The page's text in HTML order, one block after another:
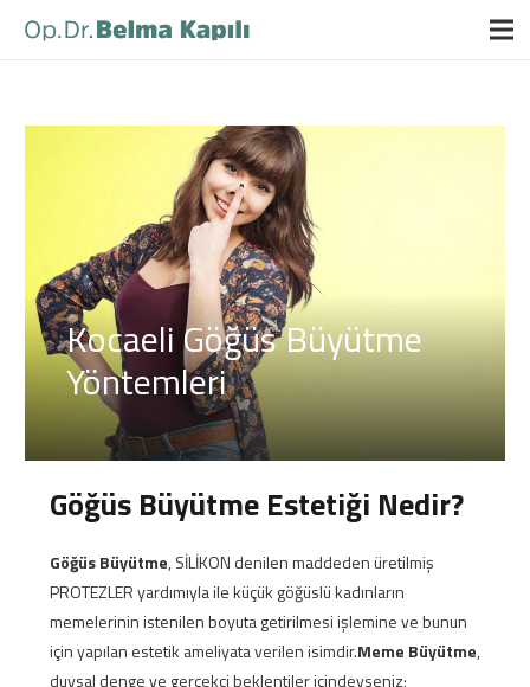
Kocaeli Göğüs Büyütme
Yöntemleri
Göğüs Büyütme Estetiği Nedir?
Göğüs Büyütme, SİLİKON denilen maddeden üretilmiş
PROTEZLER yardımıyla ile küçük göğüslü kadınların
memelerinin istenilen boyuta getirilmesi işlemine ve bunun
için yapılan estetik ameliyata verilen isimdir.Meme Büyütme,
duysal denge ve gerçekçi beklentiler içindeyseniz;